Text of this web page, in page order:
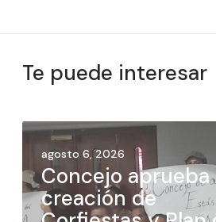
Te puede interesar
agosto 6, 2026
Concejo aprueba
creación de